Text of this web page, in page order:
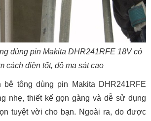
dùng pin Makita DHR241RFE 18V có
cách điện tốt, độ ma sát cao
bê tông dùng pin Makita DHR241RFE
nhẹ, thiết kế gọn gàng và dễ sử dụng
tuyệt vời cho bạn. Ngoài ra, do được